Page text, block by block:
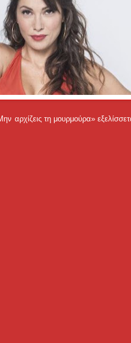
αρχίζεις τη μουρμούρα»